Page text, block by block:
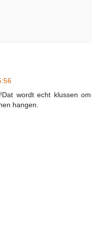
wordt echt klussen om
hangen.